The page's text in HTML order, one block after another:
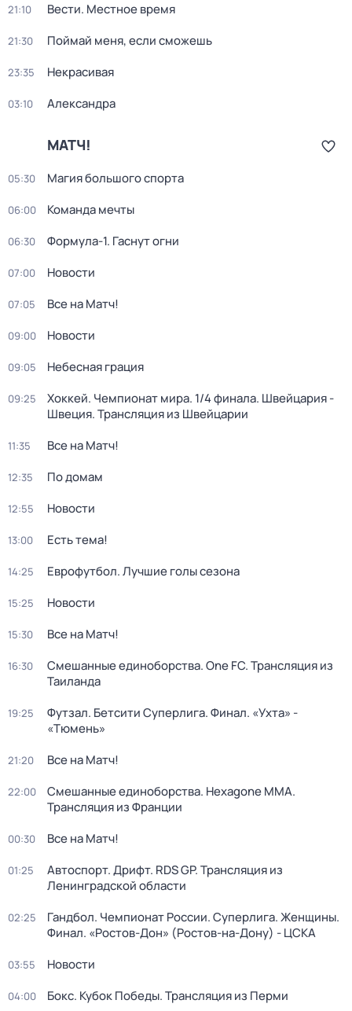
21:10 Вести. Местное время
21:30 Поймай меня, если сможешь
23:35 Некрасивая
03:10 Александра
МАТЧ!
05:30 Магия большого спорта
06:00 Команда мечты
06:30 Формула-1. Гаснут огни
07:00 Новости
07:05 Все на Матч!
09:00 Новости
09:05 Небесная грация
09:25
Хоккей. Чемпионат мира. 1/4 финала. Швейцария -
Швеция. Трансляция из Швейцарии
11:35 Все на Матч!
12:35 По домам
12:55 Новости
13:00 Есть тема!
14:25 Еврофутбол. Лучшие голы сезона
15:25 Новости
15:30 Все на Матч!
16:30
Смешанные единоборства. One FC. Трансляция из
Таиланда
19:25
Футзал. Бетсити Суперлига. Финал. «Ухта» -
«Тюмень»
21:20 Все на Матч!
22:00
Смешанные единоборства. Hexagone MMA.
Трансляция из Франции
00:30 Все на Матч!
01:25
Автоспорт. Дрифт. RDS GP. Трансляция из
Ленинградской области
02:25
Гандбол. Чемпионат России. Суперлига. Женщины.
Финал. «Ростов-Дон» (Ростов-на-Дону) - ЦСКА
03:55 Новости
04:00 Бокс. Кубок Победы. Трансляция из Перми